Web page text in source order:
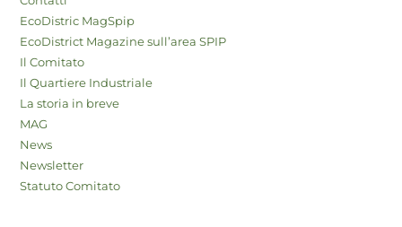
EcoDistric MagSpip
EcoDistrict Magazine sull’area SPIP
Il Comitato
Il Quartiere Industriale
La storia in breve
MAG
News
Newsletter
Statuto Comitato